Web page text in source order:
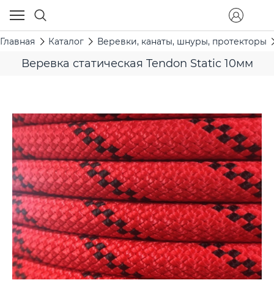
Главная Каталог Веревки, канаты, шнуры, протекторы
Веревка статическая Tendon Static 10мм